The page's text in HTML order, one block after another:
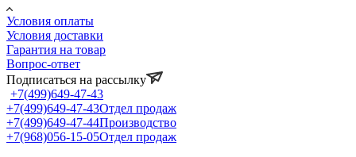
Условия оплаты
Условия доставки
Гарантия на товар
Вопрос-ответ
Подписаться на рассылку
+7(499)649-47-43
+7(499)649-47-43Отдел продаж
+7(499)649-47-44Производство
+7(968)056-15-05Отдел продаж